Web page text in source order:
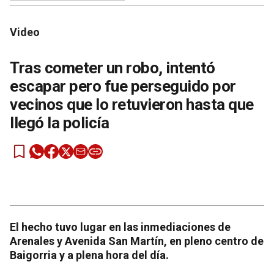
Video
Tras cometer un robo, intentó
escapar pero fue perseguido por
vecinos que lo retuvieron hasta que
llegó la policía
El hecho tuvo lugar en las inmediaciones de
Arenales y Avenida San Martín, en pleno centro de
Baigorria y a plena hora del día.